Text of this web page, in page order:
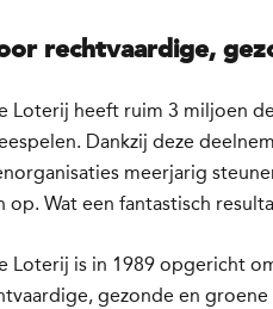
rechtvaardige,
Loterij heeft ruim 3 miljoen
Dankzij deze
meerjarig
op. Wat een fantastisch
Loterij is in 1989 opgericht
gezonde en